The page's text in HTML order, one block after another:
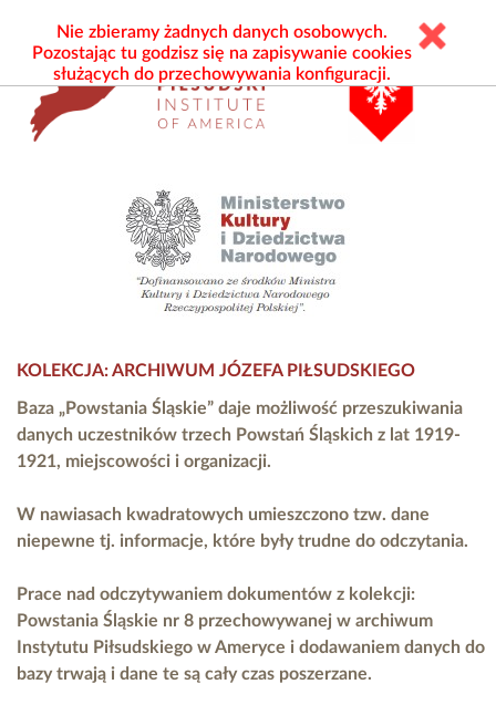
KOLEKCJA: ARCHIWUM JÓZEFA PIŁSUDSKIEGO
Baza „Powstania Śląskie” daje możliwość przeszukiwania
danych uczestników trzech Powstań Śląskich z lat 1919-
1921, miejscowości i organizacji.
W nawiasach kwadratowych umieszczono tzw. dane
niepewne tj. informacje, które były trudne do odczytania.
Prace nad odczytywaniem dokumentów z kolekcji:
Powstania Śląskie nr 8 przechowywanej w archiwum
Instytutu Piłsudskiego w Ameryce i dodawaniem danych do
bazy trwają i dane te są cały czas poszerzane.
Nie zbieramy żadnych danych osobowych.
Pozostając tu godzisz się na zapisywanie cookies
służących do przechowywania konfiguracji.